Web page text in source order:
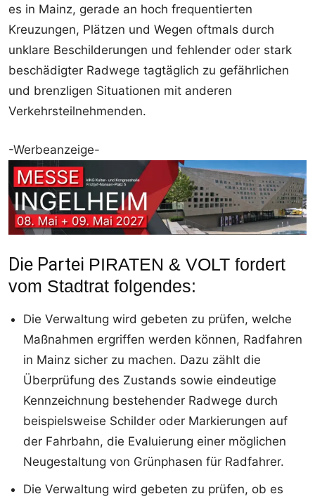
es in Mainz, gerade an hoch frequentierten
Kreuzungen, Plätzen und Wegen oftmals durch
unklare Beschilderungen und fehlender oder stark
beschädigter Radwege tagtäglich zu gefährlichen
und brenzligen Situationen mit anderen
Verkehrsteilnehmenden.
-Werbeanzeige-
Die Partei PIRATEN & VOLT fordert
vom Stadtrat folgendes:
Die Verwaltung wird gebeten zu prüfen, welche
Maßnahmen ergriffen werden können, Radfahren
in Mainz sicher zu machen. Dazu zählt die
Überprüfung des Zustands sowie eindeutige
Kennzeichnung bestehender Radwege durch
beispielsweise Schilder oder Markierungen auf
der Fahrbahn, die Evaluierung einer möglichen
Neugestaltung von Grünphasen für Radfahrer.
Die Verwaltung wird gebeten zu prüfen, ob es